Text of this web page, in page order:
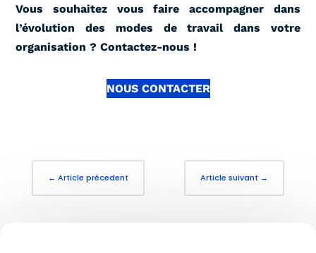
Vous souhaitez vous faire accompagner dans
l’évolution des modes de travail dans votre
organisation ? Contactez-nous !
NOUS CONTACTER
← Article précedent Article suivant →